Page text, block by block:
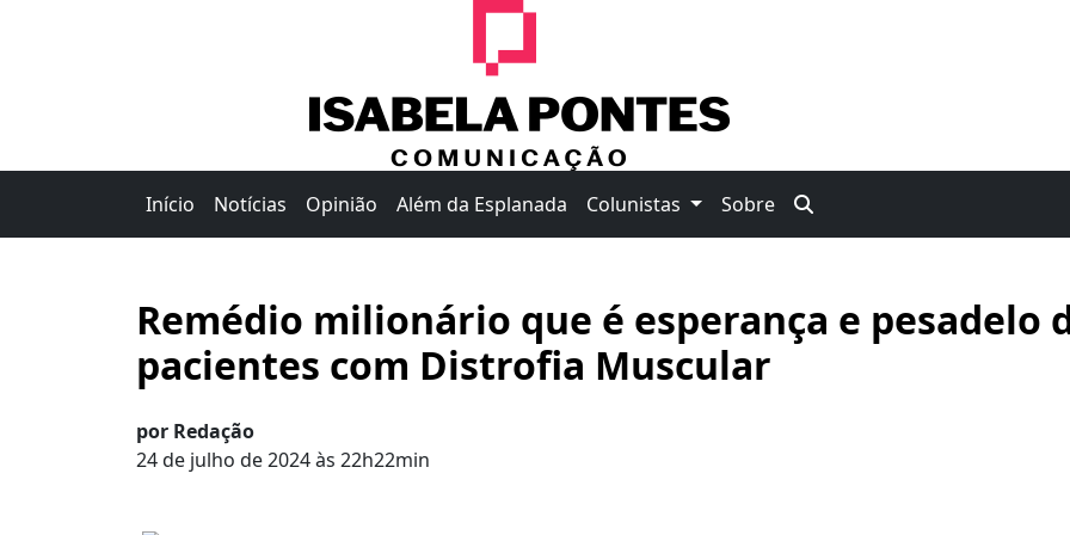
Início Notícias Opinião Além da Esplanada Colunistas Sobre
Remédio milionário que é esperança e pesadelo
pacientes com Distrofia Muscular
por Redação
24 de julho de 2024 às 22h22min